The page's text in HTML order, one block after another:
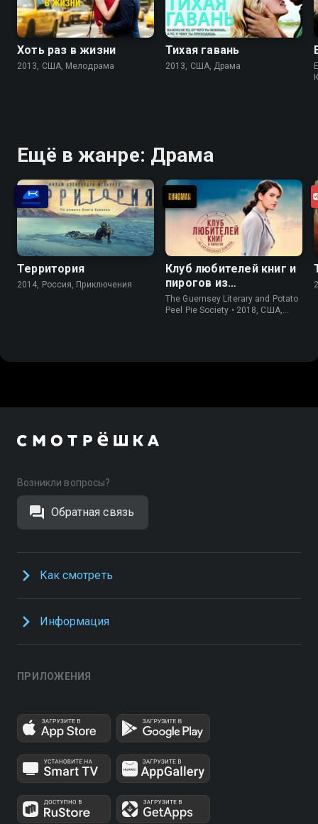
Хоть раз в жизни
2013, США, Мелодрама
Тихая гавань
2013, США, Драма
Ещё в жанре: Драма
Территория
2014, Россия, Приключения
Клуб любителей книг и
пирогов из
картофельных
очистков
The Guernsey Literary and Potato
Peel Pie Society • 2018, США,
Возникли вопросы?
Обратная связь
Как смотреть
Информация
ПРИЛОЖЕНИЯ